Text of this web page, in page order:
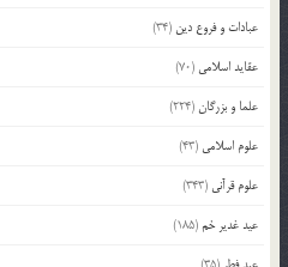
عبادات و فروع دین (34)
عقاید اسلامی (70)
علما و بزرگان (224)
علوم اسلامی (43)
علوم قرآنی (343)
عید غدیر خم(185)